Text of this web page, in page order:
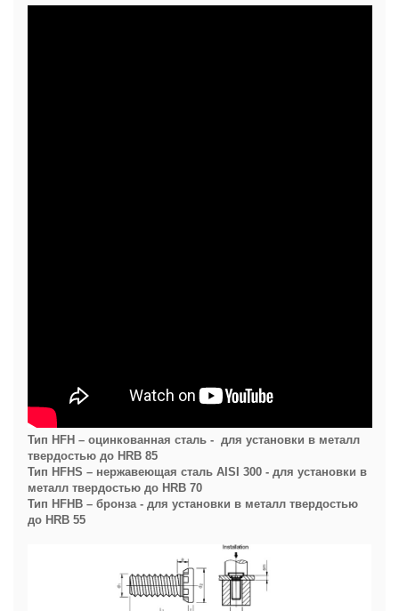
Тип HFH – оцинкованная сталь - для установки в металл
твердостью до HRB 85
Тип HFHS – нержавеющая сталь AISI 300 - для установки в
металл твердостью до HRB 70
Тип HFHB – бронза - для установки в металл твердостью
до HRB 55